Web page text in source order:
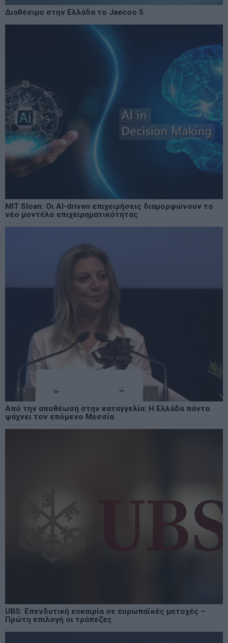
Διαθέσιμο στην Ελλάδα το Jaecoo 5
MIT Sloan: Οι AI-driven επιχειρήσεις διαμορφώνουν το
νέο μοντέλο επιχειρηματικότητας
Από την αποθέωση στην καταγγελία: Η Ελλάδα πάντα
ψάχνει τον επόμενο Μεσσία
UBS: Επενδυτική ευκαιρία σε ευρωπαϊκές μετοχές –
Πρώτη επιλογή οι τράπεζες